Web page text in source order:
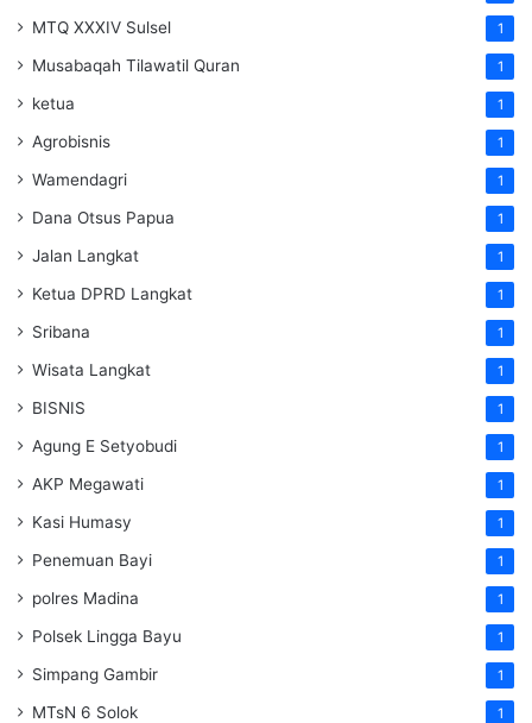
MTQ XXXIV Sulsel 1
Musabaqah Tilawatil Quran 1
ketua 1
Agrobisnis 1
Wamendagri 1
Dana Otsus Papua 1
Jalan Langkat 1
Ketua DPRD Langkat 1
Sribana 1
Wisata Langkat 1
BISNIS 1
Agung E Setyobudi 1
AKP Megawati 1
Kasi Humasy 1
Penemuan Bayi 1
polres Madina 1
Polsek Lingga Bayu 1
Simpang Gambir 1
MTsN 6 Solok 1